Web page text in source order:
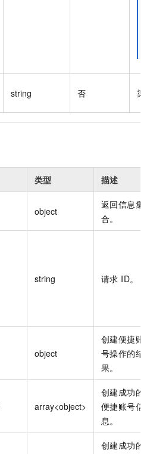
string 否 渠
类型 描述
object
返回信息集
合。
string 请求 ID。
object
创建便捷账
号操作的结
果。
array<object>
创建成功的
便捷账号信
息。
创建成功的